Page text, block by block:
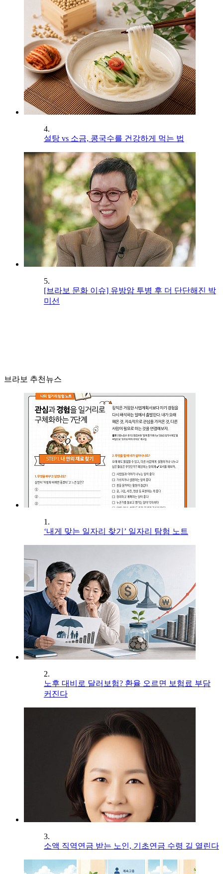
4.
설탕 vs 소금, 콩국수를 건강하게 먹는 법
5.
[브라보 문화 이슈] 유방암 투병 후 더 단단해진 박
미선
브라보 추천뉴스
1.
‘내게 맞는 일자리 찾기’ 일자리 탐험 노트
2.
노후 대비로 달러보험? 환율 오르면 보험료 부담
커진다
3.
소액 직역연금 받는 노인, 기초연금 수령 길 열린다